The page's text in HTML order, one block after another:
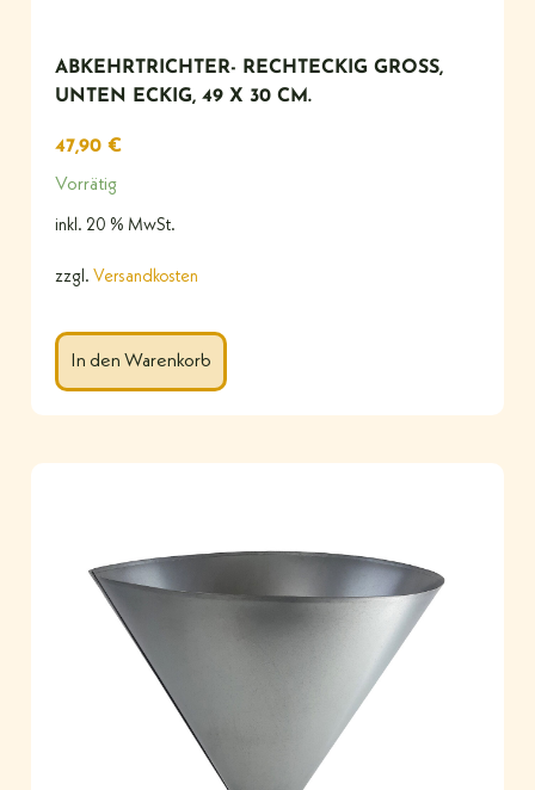
ABKEHRTRICHTER- RECHTECKIG GROSS, U
NTEN ECKIG, 49 X 30 CM.
47,90 €
Vorrätig
inkl. 20 % MwSt.
zzgl. Versandkosten
In den Warenkorb